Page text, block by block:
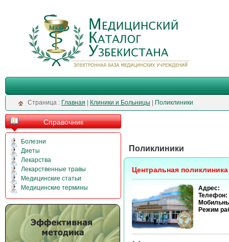
Cтраница : Главная Клиники и Больницы Поликлиники
Справочник
Болезни
Диеты
Лекарства
Лекарственные травы
Медицинские статьи
Медицинские термины
Поликлиники
Центральная
Адрес:
Телефон:
Режим